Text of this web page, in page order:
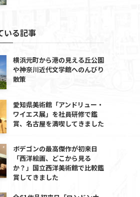
いる記事
横浜元町から港の見える丘公園
や神奈川近代文学館へのんびり
散策
愛知県美術館「アンドリュー・
ワイエス展」を社員研修で鑑
賞、名古屋を満喫してきました
ボデゴンの最高傑作が初来日
「西洋絵画、どこから見る
か？」国立西洋美術館で比較鑑
賞してきました